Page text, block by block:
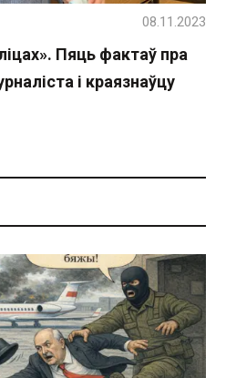
Пяць фактаў пра
і краязнаўцу
08.11.2023